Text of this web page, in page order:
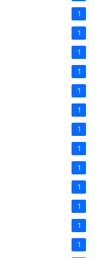
1
1
1
1
1
1
1
1
1
1
1
1
1